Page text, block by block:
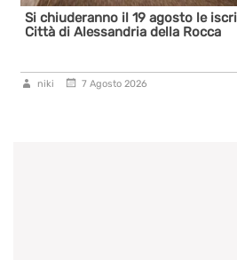
Si chiuderanno il 19 agosto le
Città di Alessandria della Rocca
niki 7 Agosto 2026